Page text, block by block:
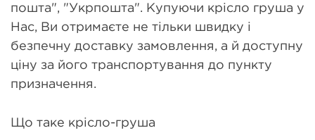
пошта", "Укрпошта". Купуючи крісло груша у
Нас, Ви отримаєте не тільки швидку і
безпечну доставку замовлення, а й доступну
ціну за його транспортування до пункту
призначення.
Що таке крісло-груша